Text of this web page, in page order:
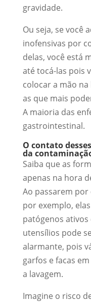
gravidade.
Ou seja, se você
inofensivas por
delas, você está
até tocá-las pois
colocar a mão na
as que mais
A maioria das
gastrointestinal.
O contato
da
Saiba que as
apenas na hora
Ao passarem por
por exemplo,
patógenos
utensílios pode
alarmante, pois
garfos e facas
a lavagem.
Imagine o risco